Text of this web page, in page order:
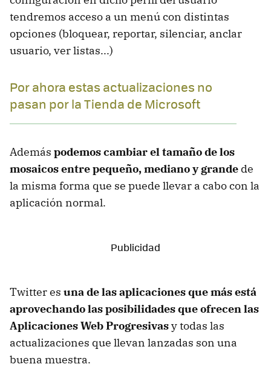
tendremos acceso a un menú con distintas
opciones (bloquear, reportar, silenciar, anclar
usuario, ver listas...)
Por ahora estas actualizaciones no
pasan por la Tienda de Microsoft
Además podemos cambiar el tamaño de los
mosaicos entre pequeño, mediano y grande de
la misma forma que se puede llevar a cabo con la
aplicación normal.
Twitter es una de las aplicaciones que más está
aprovechando las posibilidades que ofrecen las
Aplicaciones Web Progresivasy todas las
actualizaciones que llevan lanzadas son una
buena muestra.